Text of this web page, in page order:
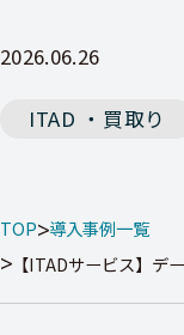
2026.06.26
ITAD ・買取り
TOP 導入事例一覧
【ITADサービス】デ